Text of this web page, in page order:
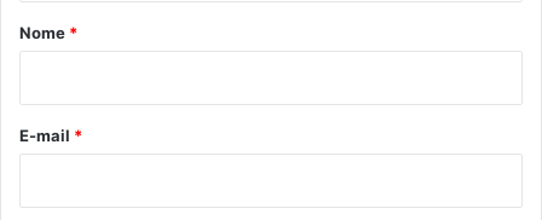
r
*
Nome *
E-mail *